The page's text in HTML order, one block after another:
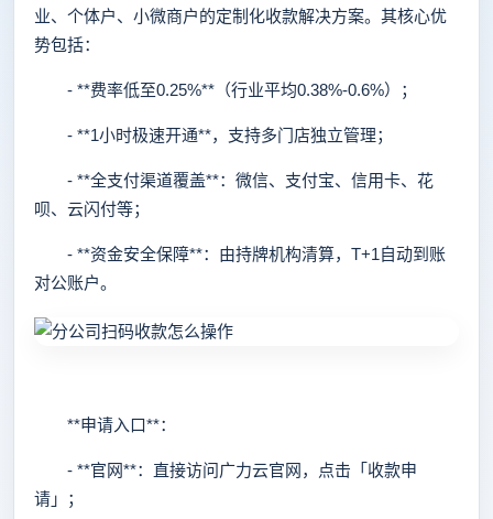
业、个体户、小微商户的定制化收款解决方案。其核心优
势包括：
- **费率低至0.25%**（行业平均0.38%-0.6%）；
- **1小时极速开通**，支持多门店独立管理；
- **全支付渠道覆盖**：微信、支付宝、信用卡、花
呗、云闪付等；
- **资金安全保障**：由持牌机构清算，T+1自动到账
对公账户。
**申请入口**：
- **官网**：直接访问广力云官网，点击「收款申
请」；